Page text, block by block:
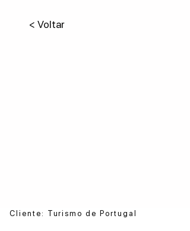
< Voltar
Cliente: Turismo de Portugal